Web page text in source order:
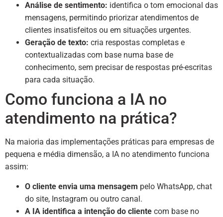
Análise de sentimento: identifica o tom emocional das
mensagens, permitindo priorizar atendimentos de
clientes insatisfeitos ou em situações urgentes.
Geração de texto: cria respostas completas e
contextualizadas com base numa base de
conhecimento, sem precisar de respostas pré-escritas
para cada situação.
Como funciona a IA no
atendimento na prática?
Na maioria das implementações práticas para empresas de
pequena e média dimensão, a IA no atendimento funciona
assim:
O cliente envia uma mensagem pelo WhatsApp, chat
do site, Instagram ou outro canal.
A IA identifica a intenção do cliente com base no